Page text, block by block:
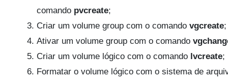
comando pvcreate;
Criar um volume group com o comando vgcreate;
Ativar um volume group com o comando
Criar um volume lógico com o comando lvcreate;
Formatar o volume lógico com o sistema de